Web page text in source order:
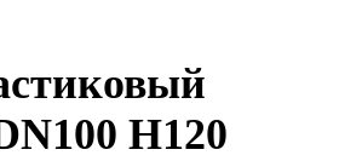
H120